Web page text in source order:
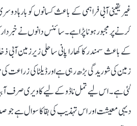
غیر یقینی آبی فراہمی کے باعث کسانوں کو بارہا
کرنے پر مجبور ہونا پڑا ہے۔ سائنس دانوں نے خبردار
کے باعث سمندر کا کھارا پانی ساحلی زیرزمین
زمین کی شوریدگی بڑھ رہی ہے اور ڈیلٹا کی زراعت
گئی ہے۔ اس لیے تمل ناڈو کے لیے کاویری صرف
دیہی معیشت اور اس تہذیب کی بقا کا سوال ہے